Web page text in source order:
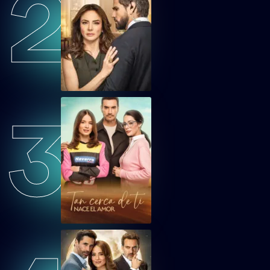
GDMVEP34
Guardián de mi Vida Capítulo 34
GDMVEP35
Guardián de mi Vida Capítulo 35
GDMVEP36
Guardián de mi Vida Capítulo 36
GDMVEP37
Guardián de mi Vida Capítulo 37
GDMVEP38
Guardián de mi Vida Capítulo 38
GDMVEP39
Guardián de mi Vida Capítulo 39
2
3